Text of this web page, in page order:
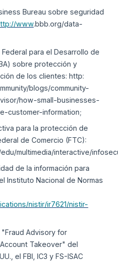
Bureau sobre seguridad
www.bbb.org/data-
para el Desarrollo de
sobre protección y
de los clientes: http:
blogs/community-
how-small-businesses-
customer-information;
para la protección de
de Comercio (FTC):
multimedia/interactive/
de la información para
Instituto Nacional de Normas
nistir/ir7621/nistir-
Advisory for
Takeover" del
el FBI, IC3 y FS-ISAC